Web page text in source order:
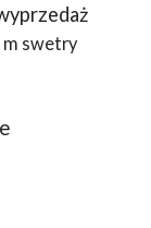
m swetry